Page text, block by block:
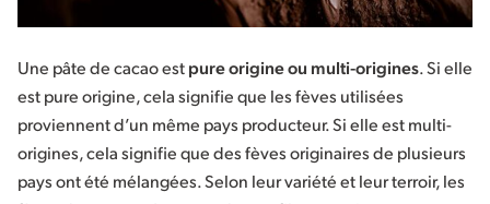
Une pâte de cacao estpure origine ou multi-origines. Si elle
est pure origine, cela signifie que les fèves utilisées
proviennent d’un même pays producteur. Si elle est multi-
origines, cela signifie que des fèves originaires de plusieurs
pays ont été mélangées. Selon leur variété et leur terroir, les